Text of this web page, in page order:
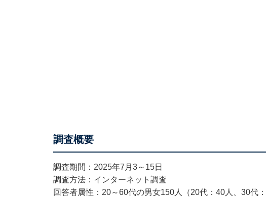
調査概要
調査期間：2025年7月3～15日
調査方法：インターネット調査
回答者属性：20～60代の男女150人（20代：40人、30代